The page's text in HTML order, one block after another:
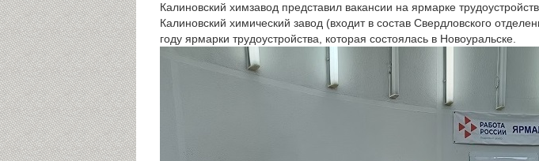
Калиновский химзавод представил вакансии на ярмарке
Калиновский химический завод (входит в состав Свердловского
году ярмарки трудоустройства, которая состоялась в Новоуральске.